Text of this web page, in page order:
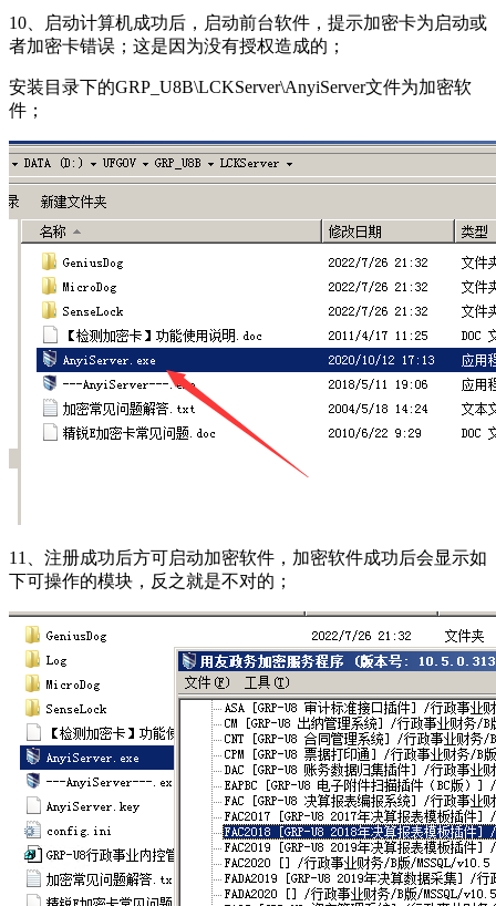
10、启动计算机成功后，启动前台软件，提示加密卡为启动或
者加密卡错误；这是因为没有授权造成的；
安装目录下的GRP_U8B\LCKServer\AnyiServer文件为加密软
件；
11、注册成功后方可启动加密软件，加密软件成功后会显示如
下可操作的模块，反之就是不对的；